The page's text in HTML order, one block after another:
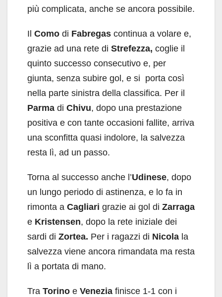
più complicata, anche se ancora possibile.
Il Como di Fabregas continua a volare e,
grazie ad una rete di Strefezza, coglie il
quinto successo consecutivo e, per
giunta, senza subire gol, e si porta così
nella parte sinistra della classifica. Per il
Parma di Chivu, dopo una prestazione
positiva e con tante occasioni fallite, arriva
una sconfitta quasi indolore, la salvezza
resta lì, ad un passo.
Torna al successo anche l’Udinese, dopo
un lungo periodo di astinenza, e lo fa in
rimonta a Cagliari grazie ai gol di Zarraga
e Kristensen, dopo la rete iniziale dei
sardi di Zortea. Per i ragazzi di Nicola la
salvezza viene ancora rimandata ma resta
lì a portata di mano.
Tra Torino e Venezia finisce 1-1 con i